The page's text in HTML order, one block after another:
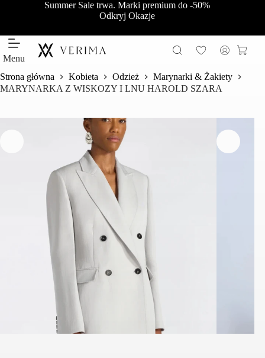
Summer Sale trwa. Marki premium do -50%
Odkryj Okazje
Menu Koszyk
Strona główna Kobieta Odzież
Marynarki & Żakiety
MARYNARKA Z WISKOZY I LNU HAROLD SZARA